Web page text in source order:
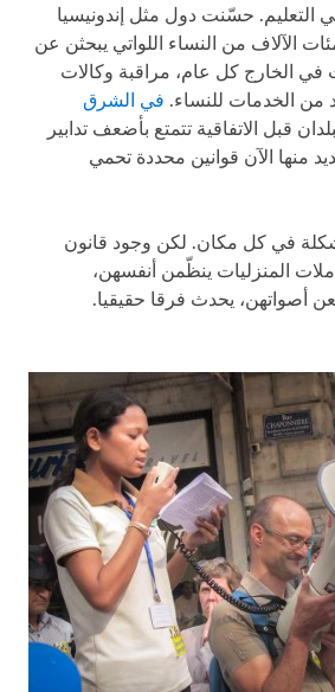
التعليم. حسّنت دول مثل إندونيسيا
الآلاف من النساء اللواتي يبحثن عن
في الخارج كل عام، مراقبة وكالات
من الخدمات للنساء. في الشرق
قبل الاتفاقية تتمتع بأضعف تدابير
منها الآن قوانين محددة تحمي
مشكلة في كل مكان. لكن وجود قانون
المنزليات ينظّمن أنفسهن،
أصواتهن، يحدث فرقا حقيقيا.